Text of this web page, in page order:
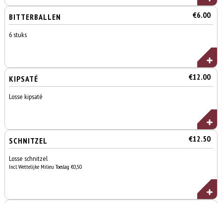
BITTERBALLEN €6.00
6 stuks
KIPSATÉ €12.00
Losse kipsaté
SCHNITZEL €12.50
Losse schnitzel
Incl. Wettelijke Milieu Toeslag €0,50